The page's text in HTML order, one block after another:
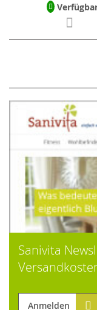
Sanivita
Anmelden